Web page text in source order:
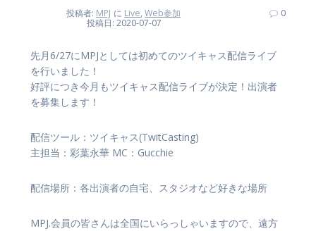
投稿者: MPJ に Live,Web参加
投稿日: 2020-07-07
0
先月6/27にMPJとしては初めてのツイキャス配信ライブ
を行いました！
好評につき今月もツイキャス配信ライブが決定！出演者
を募集します！
配信ツール：ツイキャス(TwitCasting)
主担当：彩葉永華 MC：Gucchie
配信場所：各出演者の自宅、スタジオなど好きな場所
MPJ.会員の皆さんは全国にいらっしゃいますので、遠方